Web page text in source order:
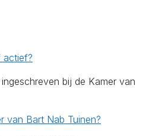
actief?
bij de Kamer van
van Bart Nab Tuinen?